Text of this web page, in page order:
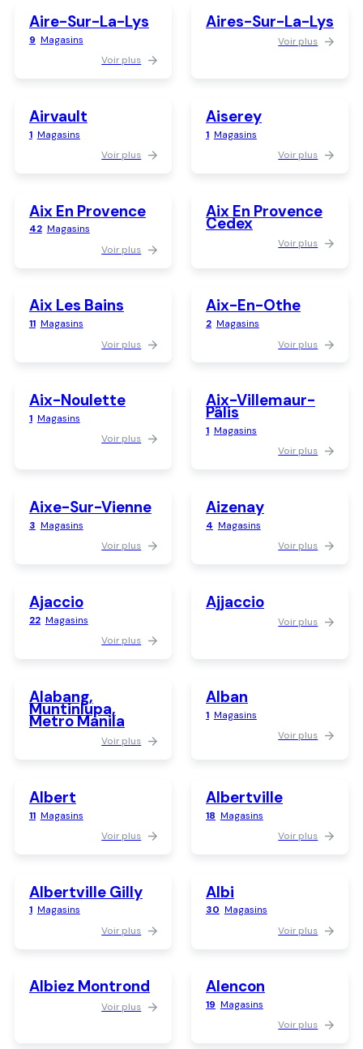
Aire-Sur-La-Lys
9 Magasins
Voir plus
Aires-Sur-La-Lys
Voir plus
Airvault
1 Magasins
Voir plus
Aiserey
1 Magasins
Voir plus
Aix En Provence
42 Magasins
Voir plus
Aix En Provence
Cedex
Voir plus
Aix Les Bains
11 Magasins
Voir plus
Aix-En-Othe
2 Magasins
Voir plus
Aix-Noulette
1 Magasins
Voir plus
Aix-Villemaur-
Pâlis
1 Magasins
Voir plus
Aixe-Sur-Vienne
3 Magasins
Voir plus
Aizenay
4 Magasins
Voir plus
Ajaccio
22 Magasins
Voir plus
Ajjaccio
Voir plus
Alabang,
Muntinlupa,
Metro Manila
Voir plus
Alban
1 Magasins
Voir plus
Albert
11 Magasins
Voir plus
Albertville
18 Magasins
Voir plus
Albertville Gilly
1 Magasins
Voir plus
Albi
30 Magasins
Voir plus
Albiez Montrond
Voir plus
Alencon
19 Magasins
Voir plus